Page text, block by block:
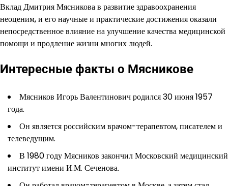
Вклад Дмитрия Мясникова в развитие здравоохранения
неоценим, и его научные и практические достижения оказали
непосредственное влияние на улучшение качества медицинской
помощи и продление жизни многих людей.
Интересные факты о Мясникове
Мясников Игорь Валентинович родился 30 июня 1957
года.
Он является российским врачом-терапевтом, писателем и
телеведущим.
В 1980 году Мясников закончил Московский медицинский
институт имени И.М. Сеченова.